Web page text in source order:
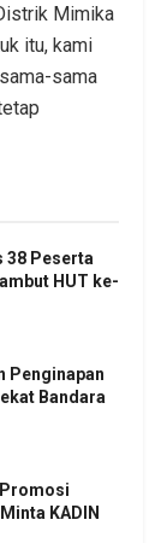
Mimika
itu, kami
sama
38 Peserta
HUT ke-
Penginapan
Bandara
KADIN